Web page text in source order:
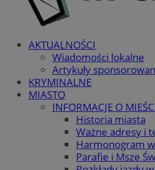
AKTUALNOŚCI
Wiadomości lokalne
Artykuły
KRYMINALNE
MIASTO
INFORMACJE O
Historia miasta
Ważne adresy i
Harmonogram
Parafie i Msze